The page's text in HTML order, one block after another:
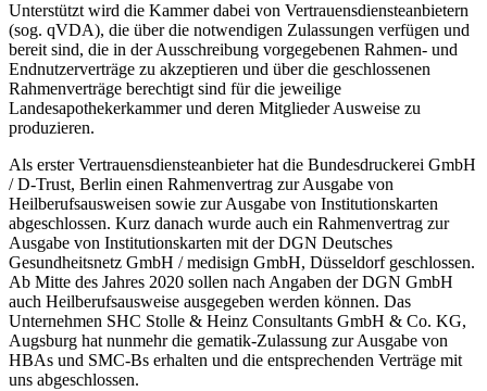
Unterstützt wird die Kammer dabei von Vertrauensdiensteanbietern
(sog. qVDA), die über die notwendigen Zulassungen verfügen und
bereit sind, die in der Ausschreibung vorgegebenen Rahmen- und
Endnutzerverträge zu akzeptieren und über die geschlossenen
Rahmenverträge berechtigt sind für die jeweilige
Landesapothekerkammer und deren Mitglieder Ausweise zu
produzieren.
Als erster Vertrauensdiensteanbieter hat die Bundesdruckerei GmbH
/ D-Trust, Berlin einen Rahmenvertrag zur Ausgabe von
Heilberufsausweisen sowie zur Ausgabe von Institutionskarten
abgeschlossen. Kurz danach wurde auch ein Rahmenvertrag zur
Ausgabe von Institutionskarten mit der DGN Deutsches
Gesundheitsnetz GmbH / medisign GmbH, Düsseldorf geschlossen.
Ab Mitte des Jahres 2020 sollen nach Angaben der DGN GmbH
auch Heilberufsausweise ausgegeben werden können. Das
Unternehmen SHC Stolle & Heinz Consultants GmbH & Co. KG,
Augsburg hat nunmehr die gematik-Zulassung zur Ausgabe von
HBAs und SMC-Bs erhalten und die entsprechenden Verträge mit
uns abgeschlossen.